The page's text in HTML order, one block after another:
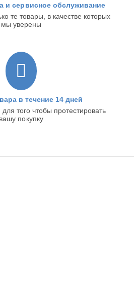
и сервисное обслуживание
те товары, в качестве которых
мы уверены
в течение 14 дней
того чтобы протестировать
вашу покупку